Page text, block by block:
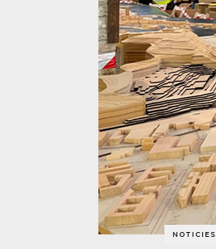
NOTICIES